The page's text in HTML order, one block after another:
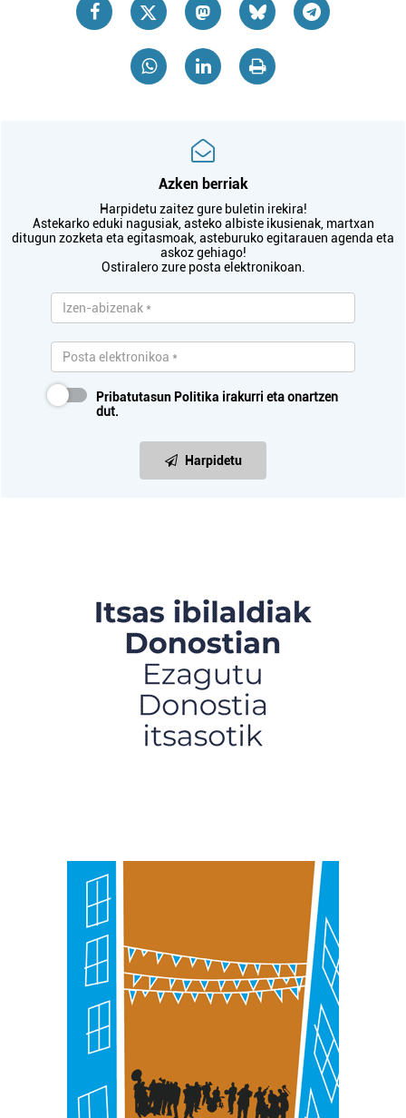
Azken berriak
Harpidetu zaitez gure buletin irekira!
Astekarko eduki nagusiak, asteko albiste ikusienak, martxan
ditugun zozketa eta egitasmoak, asteburuko egitarauen agenda eta
askoz gehiago!
Ostiralero zure posta elektronikoan.
Pribatutasun Politika irakurri eta onartzen
dut.
Harpidetu